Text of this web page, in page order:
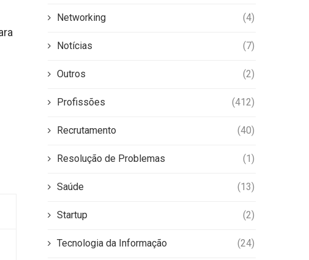
Networking (4)
Notícias (7)
Outros (2)
Profissões (412)
Recrutamento (40)
Resolução de Problemas (1)
Saúde (13)
Startup (2)
Tecnologia da Informação (24)